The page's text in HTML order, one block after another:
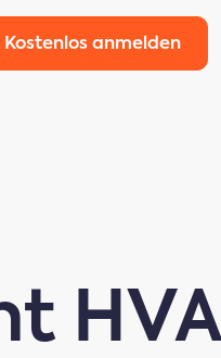
Kostenlos anmelden